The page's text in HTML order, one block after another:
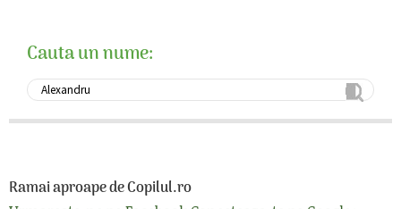
Cauta un nume:
Ramai aproape de Copilul.ro